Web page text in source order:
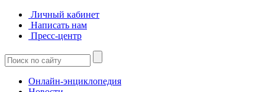
Личный кабинет
Написать нам
Пресс-центр
Онлайн-энциклопедия